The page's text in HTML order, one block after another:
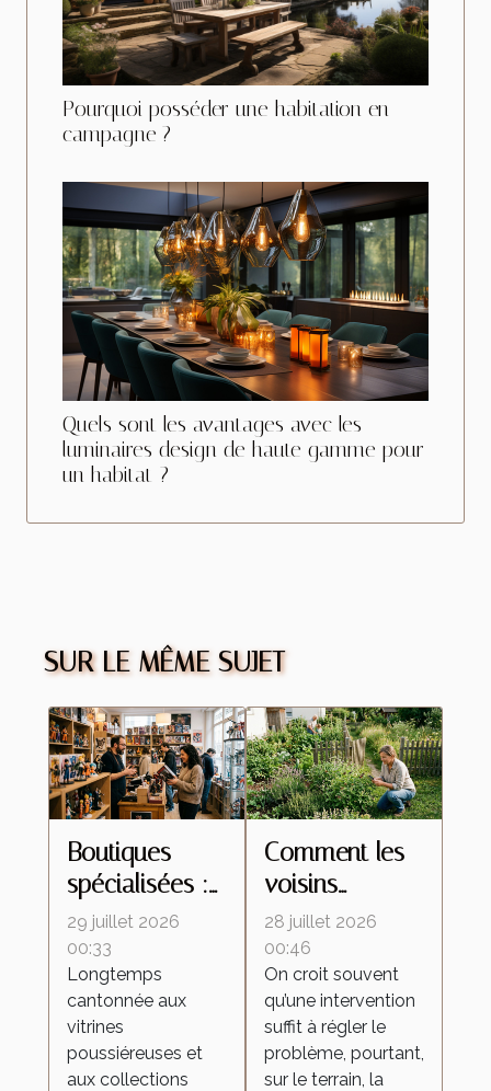
Pourquoi posséder une habitation en
campagne ?
Quels sont les avantages avec les
luminaires design de haute gamme pour
un habitat ?
SUR LE MÊME SUJET
Boutiques
spécialisées :
ces lieux
d’échanges
qui
transforment la
culture de la
figurine
29 juillet 2026
00:33
Longtemps
cantonnée aux
vitrines
poussiéreuses et
aux collections
Comment les
voisins
influencent le
retour des
insectes
malgré une
intervention
locale
28 juillet 2026
00:46
On croit souvent
qu’une intervention
suffit à régler le
problème, pourtant,
sur le terrain, la